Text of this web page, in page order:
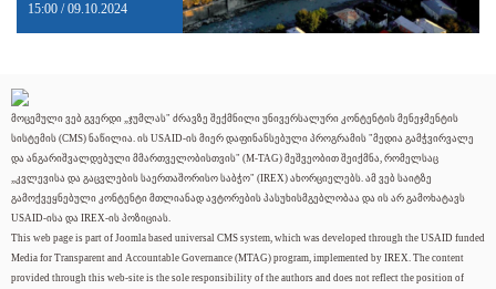
15:00 / 09.10.2024
მოცემული ვებ გვერდი „ჯუმლას" ძრავზე შექმნილი უნივერსალური კონტენტის მენეჯმენტის
სისტემის (CMS) ნაწილია. ის USAID-ის მიერ დაფინანსებული პროგრამის "მედია გამჭვირვალე
და ანგარიშვალდებული მმართველობისთვის" (M-TAG) მეშვეობით შეიქმნა, რომელსაც
„კვლევისა და გაცვლების საერთაშორისო საბჭო" (IREX) ახორციელებს. ამ ვებ საიტზე
გამოქვეყნებული კონტენტი მთლიანად ავტორების პასუხისმგებლობაა და ის არ გამოხატავს
USAID-ისა და IREX-ის პოზიციას.
This web page is part of Joomla based universal CMS system, which was developed through the USAID funded
Media for Transparent and Accountable Governance (MTAG) program, implemented by IREX. The content
provided through this web-site is the sole responsibility of the authors and does not reflect the position of